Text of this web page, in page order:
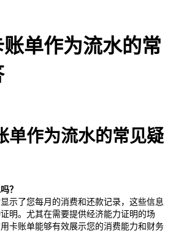
单作为流水的常
单作为流水的常见疑
？
示了您每月的消费和还款记录，这些信息
明。尤其在需要提供经济能力证明的场
卡账单能够有效展示您的消费能力和财务